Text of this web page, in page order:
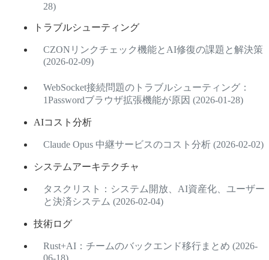
28)
トラブルシューティング
CZONリンクチェック機能とAI修復の課題と解決策
(2026-02-09)
WebSocket接続問題のトラブルシューティング：
1Passwordブラウザ拡張機能が原因 (2026-01-28)
AIコスト分析
Claude Opus 中継サービスのコスト分析 (2026-02-02)
システムアーキテクチャ
タスクリスト：システム開放、AI資産化、ユーザー
と決済システム (2026-02-04)
技術ログ
Rust+AI：チームのバックエンド移行まとめ (2026-
06-18)